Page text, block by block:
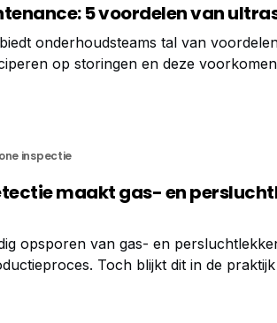
5 voordelen van
onderhoudsteams tal van
op storingen en deze
inspectie
maakt gas- en
opsporen van gas- en
Toch blijkt dit in de
vaak moeilijk waarneembaar en